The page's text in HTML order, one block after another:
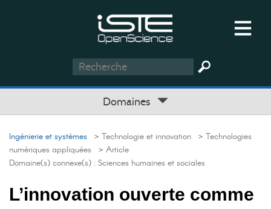
Domaines
Ingénierie et systèmes > Technologie et innovation > Technologies
numériques appliquées > Article
Domaine(s) connexe(s) : Sciences humaines et sociales
L’innovation ouverte comme